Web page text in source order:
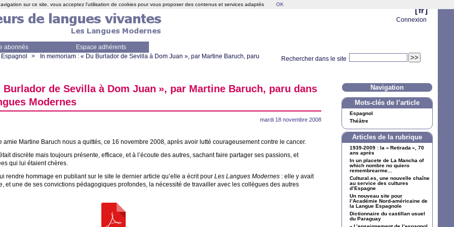
[ fr ]
Connexion
abonnés
Espace adhérents
Rechercher dans le site
Espagnol > In memoriam : « Du Burlador de Sevilla à Dom Juan », par Martine Baruch, paru
Burlador de Sevilla à Dom Juan », par Martine Baruch, paru dans
Modernes
mardi 18 novembre 2008
amie Martine Baruch nous a quittés, ce 16 novembre 2008, après avoir lutté courageusement contre le cancer.
discrète mais toujours présente, efficace, et à l’écoute des autres, sachant faire partager ses passions, et
qui lui étaient chères.
rendre hommage en publiant sur le site le dernier article qu’elle a écrit pour Les Langues Modernes : elle y avait
et une de ses convictions pédagogiques profondes, la nécessité de travailler avec les collègues des autres
Navigation
Mots-clés de l’article
Espagnol
Théâtre
Articles de la rubrique
1939-2009 : la « Retirada », 70
ans après
In un placete de La Mancha of
which nombre no quiero
remembrearme...
Cultural.es, une nouvelle chaîne
au service des cultures
d’Espagne
Un nouveau site pour
l’Académie Nord-américaine de
la Langue Espagnole
Dictionnaire du castillan usuel
du Paraguay
sur ce site, vous acceptez l'utilisation de cookies pour vous proposer des contenus et services adaptés OK